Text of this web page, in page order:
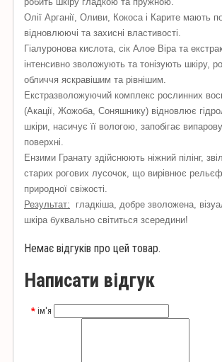
Олії Арганії, Оливи, Кокоса і Карите мають
відновлюючі та захисні властивості.
Гіалуронова кислота, сік Алое Віра та
інтенсивно зволожують та тонізують шкіру,
обличчя яскравішим та рівнішим.
Екстразволожуючий комплекс рослинних
(Акації, Жожоба, Соняшнику) відновлює
шкіри, насичує її вологою, запобігає
поверхні.
Ензими Гранату здійснюють ніжний пілінг,
старих рогових лусочок, що вирівнює
природної свіжості.
Результат: гладкіша, добре зволожена,
шкіра буквально світиться зсередини!
Немає відгуків про цей товар.
Написати відгук
ім'я